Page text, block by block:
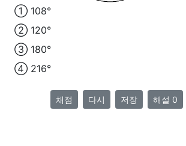
① 108°
② 120°
③ 180°
④ 216°
채점 다시 저장 해설 0